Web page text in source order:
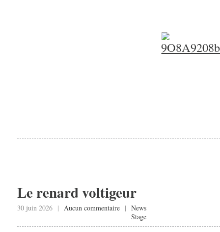
Le renard voltigeur
30 juin 2026 | Aucun commentaire | News
Stage